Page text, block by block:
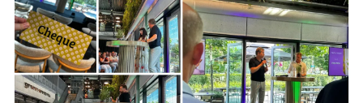
Columns
Groots ondernemen